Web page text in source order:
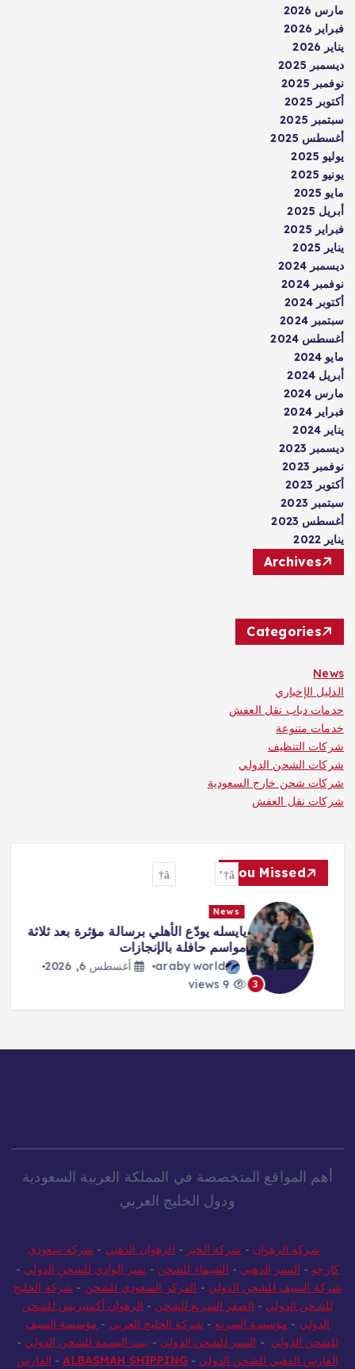
مارس 2026
فبراير 2026
يناير 2026
ديسمبر 2025
نوفمبر 2025
أكتوبر 2025
سبتمبر 2025
أغسطس 2025
يوليو 2025
يونيو 2025
مايو 2025
أبريل 2025
فبراير 2025
يناير 2025
ديسمبر 2024
نوفمبر 2024
أكتوبر 2024
سبتمبر 2024
أغسطس 2024
مايو 2024
أبريل 2024
مارس 2024
فبراير 2024
يناير 2024
ديسمبر 2023
نوفمبر 2023
أكتوبر 2023
سبتمبر 2023
أغسطس 2023
يناير 2022
Archives
Categories
News
الدليل الإخباري
حدمات دباب نقل العفش
خدمات متنوعة
شركات التنظيف
شركات الشحن الدولي
شركات شحن خارج السعودية
شركات نقل العفش
You Missed
News
يايسله يودّع الأهلي برسالة مؤثرة بعد ثلاثة
مواسم حافلة بالإنجازات
araby world
أغسطس 6, 2026
9 views
أهم المواقع المتخصصة في المملكة العربية السعودية
ودول الخليج العربي
شركة الرهوان - شركة الخير - الرهوان الذهبي - شركة سعودي
كارجو - النسر الذهبي - الشيماء للشحن - نسر الوادي للشحن الدولي -
شركة السيف للشحن الدولي - المركز السعودي للشحن - شركة الخليج
للشحن الدولي - الصقر السريع للشحن - الرهوان أكسبريس للشحن
الدولي - مؤسسة السريع - شركة الخليج العربي - مؤسسة السيف
للشحن الدولي - النسر للشحن الدولي - بيت البسمة للشحن الدولي -
الفارس الذهبي للشحن الدولي -
ALBASMAH SHIPPING
- الفارس